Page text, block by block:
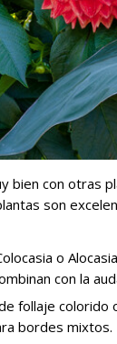
bien con otras
son
o
con la
follaje
bordes mixtos.